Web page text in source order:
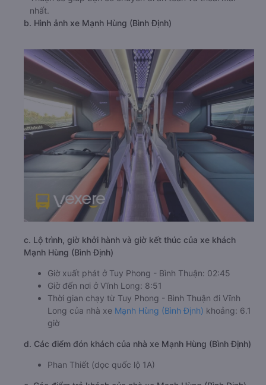
nhất.
b. Hình ảnh xe Mạnh Hùng (Bình Định)
c. Lộ trình, giờ khởi hành và giờ kết thúc của xe khách
Mạnh Hùng (Bình Định)
Giờ xuất phát ở Tuy Phong - Bình Thuận: 02:45
Giờ đến nơi ở Vĩnh Long: 8:51
Thời gian chạy từ Tuy Phong - Bình Thuận đi Vĩnh
Long của nhà xe Mạnh Hùng (Bình Định) khoảng: 6.1
giờ
d. Các điểm đón khách của nhà xe Mạnh Hùng (Bình Định)
Phan Thiết (dọc quốc lộ 1A)